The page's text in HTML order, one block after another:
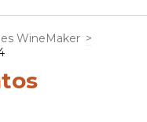
WineMaker >